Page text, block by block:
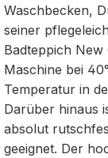
Waschbecken,
seiner
Badteppich
Maschine bei
Temperatur in
Darüber hinaus
absolut
geeignet. Der